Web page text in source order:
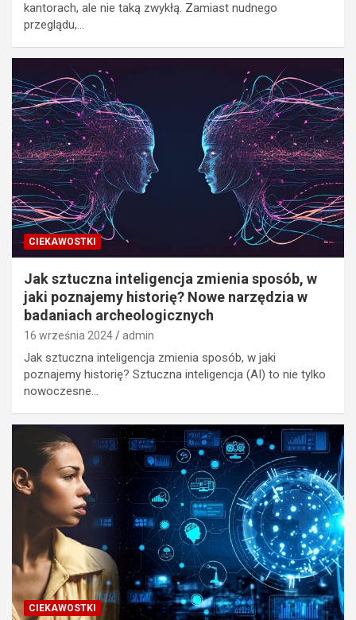
kantorach, ale nie taką zwykłą. Zamiast nudnego
przeglądu,…
CIEKAWOSTKI
Jak sztuczna inteligencja zmienia sposób, w
jaki poznajemy historię? Nowe narzędzia w
badaniach archeologicznych
16 września 2024 admin
Jak sztuczna inteligencja zmienia sposób, w jaki
poznajemy historię? Sztuczna inteligencja (AI) to nie tylko
nowoczesne…
CIEKAWOSTKI